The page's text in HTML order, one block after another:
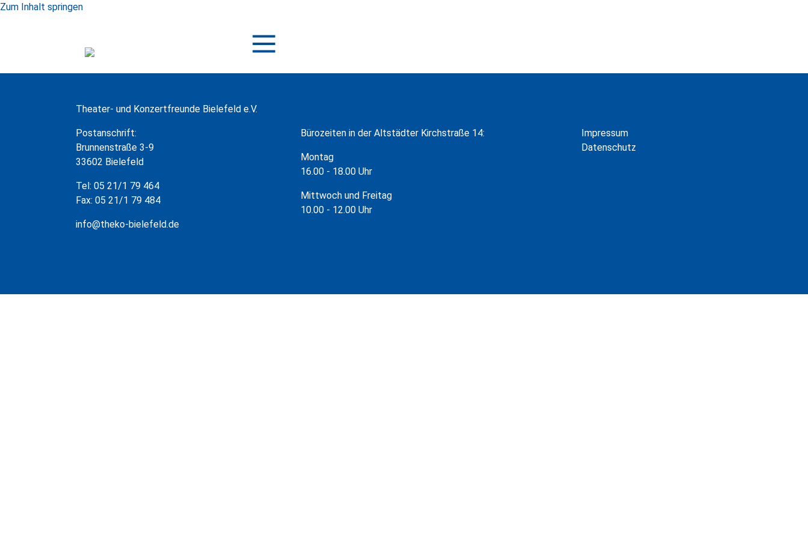
Zum Inhalt springen
Theater- und Konzertfreunde Bielefeld e.V.
Postanschrift:
Brunnenstraße 3-9
33602 Bielefeld
Tel: 05 21/1 79 464
Fax: 05 21/1 79 484
info@theko-bielefeld.de
Bürozeiten in der Altstädter Kirchstraße 14:
Montag
16.00 - 18.00 Uhr
Mittwoch und Freitag
10.00 - 12.00 Uhr
Impressum
Datenschutz